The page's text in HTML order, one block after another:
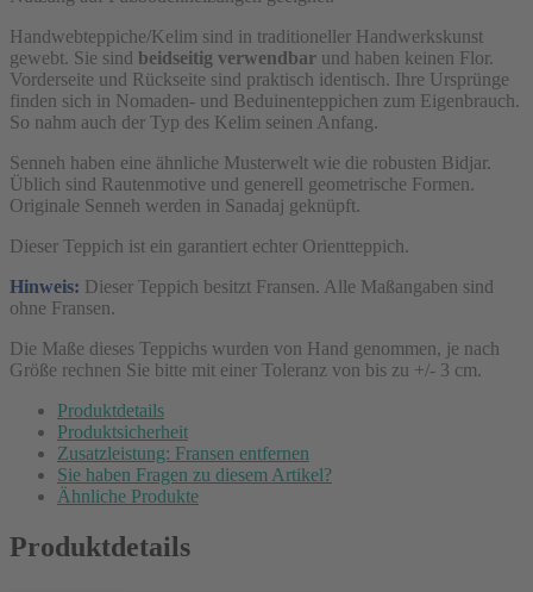
ca.
110
x
140
cm
Handwebteppiche/Kelim sind in traditioneller Handwerkskunst
gewebt. Sie sind beidseitig verwendbar und haben keinen Flor.
Vorderseite und Rückseite sind praktisch identisch. Ihre Ursprünge
finden sich in Nomaden- und Beduinenteppichen zum Eigenbrauch.
So nahm auch der Typ des Kelim seinen Anfang.
Senneh haben eine ähnliche Musterwelt wie die robusten Bidjar.
Üblich sind Rautenmotive und generell geometrische Formen.
Originale Senneh werden in Sanadaj geknüpft.
Dieser Teppich ist ein garantiert echter Orientteppich.
Hinweis: Dieser Teppich besitzt Fransen. Alle Maßangaben sind
ohne Fransen.
Die Maße dieses Teppichs wurden von Hand genommen, je nach
Größe rechnen Sie bitte mit einer Toleranz von bis zu +/- 3 cm.
Produktdetails
Produktsicherheit
Zusatzleistung: Fransen entfernen
Sie haben Fragen zu diesem Artikel?
Ähnliche Produkte
Produktdetails